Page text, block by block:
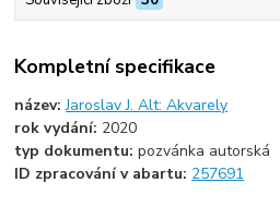
Kompletní specifikace
název:Jaroslav J. Alt: Akvarely
rok vydání: 2020
typ dokumentu:pozvánka autorská
ID zpracování v abartu: 257691